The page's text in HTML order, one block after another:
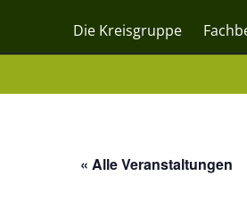
Die Kreisgruppe
« Alle Veranstaltungen